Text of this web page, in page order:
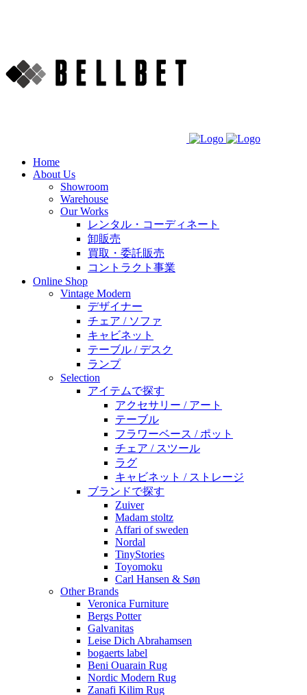
Home
About Us
Showroom
Warehouse
Our Works
レンタル・コーディネート
卸販売
買取・委託販売
コントラクト事業
Online Shop
Vintage Modern
デザイナー
チェア / ソファ
キャビネット
テーブル / デスク
ランプ
Selection
アイテムで探す
アクセサリー / アート
テーブル
フラワーベース / ポット
チェア / スツール
ラグ
キャビネット / ストレージ
ブランドで探す
Zuiver
Madam stoltz
Affari of sweden
Nordal
TinyStories
Toyomoku
Carl Hansen & Søn
Other Brands
Veronica Furniture
Bergs Potter
Galvanitas
Leise Dich Abrahamsen
bogaerts label
Beni Ouarain Rug
Nordic Modern Rug
Zanafi Kilim Rug